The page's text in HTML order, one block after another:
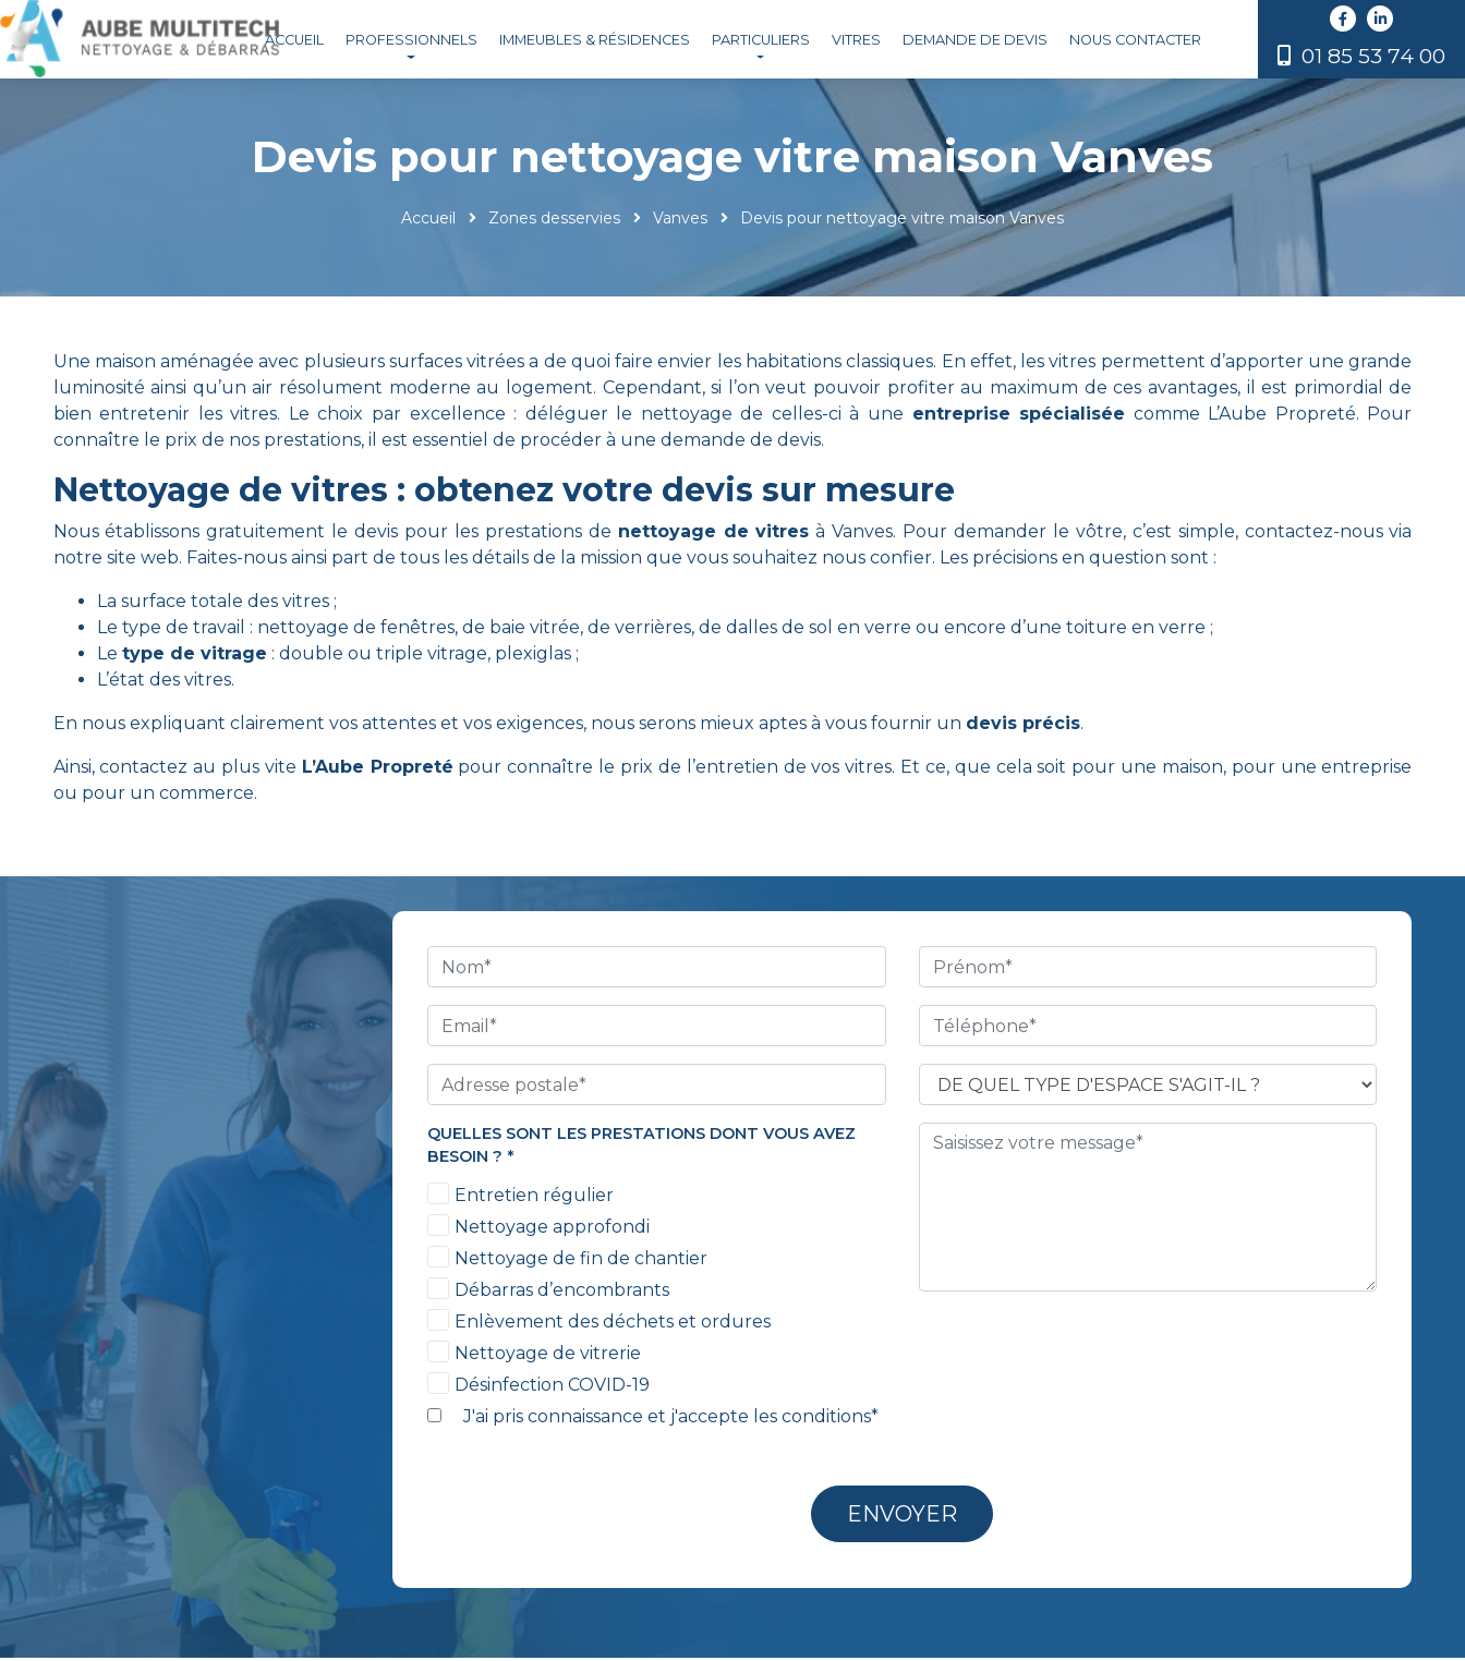
ACCUEIL PROFESSIONNELS IMMEUBLES & RÉSIDENCES PARTICULIERS VITRES DEMANDE DE DEVIS NOUS CONTACTER
01 85 53 74 00
Devis pour nettoyage vitre maison Vanves
Accueil Zones desservies Vanves Devis pour nettoyage vitre maison Vanves
Une maison aménagée avec plusieurs surfaces vitrées a de quoi faire envier les habitations classiques. En effet, les vitres permettent d’apporter une grande
luminosité ainsi qu’un air résolument moderne au logement. Cependant, si l’on veut pouvoir profiter au maximum de ces avantages, il est primordial de
bien entretenir les vitres. Le choix par excellence : déléguer le nettoyage de celles-ci à une entreprise spécialisée comme L’Aube Propreté. Pour
connaître le prix de nos prestations, il est essentiel de procéder à une demande de devis.
Nettoyage de vitres : obtenez votre devis sur mesure
Nous établissons gratuitement le devis pour les prestations de nettoyage de vitres à Vanves. Pour demander le vôtre, c’est simple, contactez-nous via
notre site web. Faites-nous ainsi part de tous les détails de la mission que vous souhaitez nous confier. Les précisions en question sont :
La surface totale des vitres ;
Le type de travail : nettoyage de fenêtres, de baie vitrée, de verrières, de dalles de sol en verre ou encore d’une toiture en verre ;
Le type de vitrage : double ou triple vitrage, plexiglas ;
L’état des vitres.
En nous expliquant clairement vos attentes et vos exigences, nous serons mieux aptes à vous fournir un devis précis.
Ainsi, contactez au plus vite L’Aube Propreté pour connaître le prix de l’entretien de vos vitres. Et ce, que cela soit pour une maison, pour une entreprise
ou pour un commerce.
QUELLES SONT LES PRESTATIONS DONT VOUS AVEZ
BESOIN ?*
Entretien régulier
Nettoyage approfondi
Nettoyage de fin de chantier
Débarras d’encombrants
Enlèvement des déchets et ordures
Nettoyage de vitrerie
Désinfection COVID-19
J'ai pris connaissance et j'accepte lesconditions*
ENVOYER